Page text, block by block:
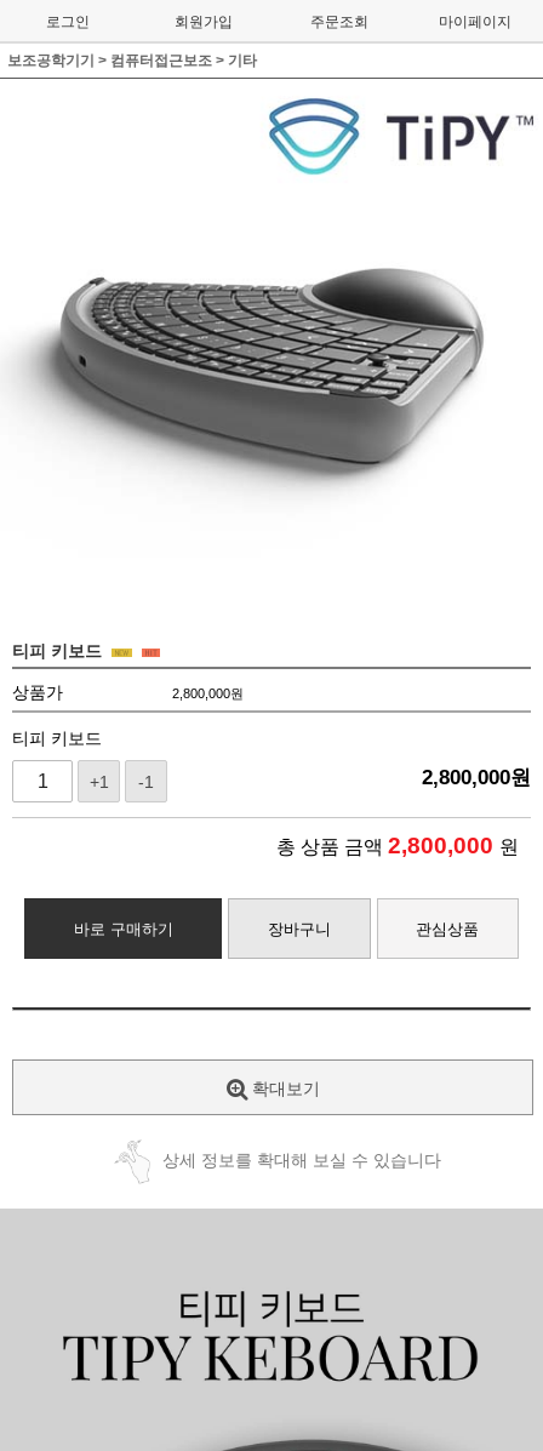
로그인 회원가입 주문조회 마이페이지
보조공학기기 > 컴퓨터접근보조 > 기타
티피 키보드
상품가 2,800,000원
티피 키보드
+1 -1 2,800,000원
총 상품 금액 2,800,000 원
바로 구매하기 장바구니 관심상품
확대보기
상세 정보를 확대해 보실 수 있습니다